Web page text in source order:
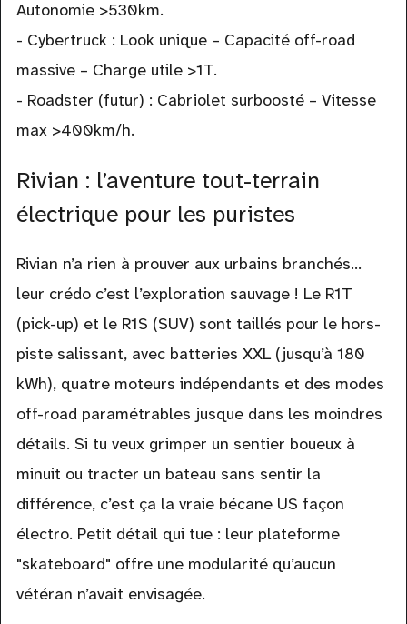
Autonomie >530km.
- Cybertruck : Look unique – Capacité off-road
massive – Charge utile >1T.
- Roadster (futur) : Cabriolet surboosté – Vitesse
max >400km/h.
Rivian : l’aventure tout-terrain
électrique pour les puristes
Rivian n’a rien à prouver aux urbains branchés…
leur crédo c’est l’exploration sauvage ! Le R1T
(pick-up) et le R1S (SUV) sont taillés pour le hors-
piste salissant, avec batteries XXL (jusqu’à 180
kWh), quatre moteurs indépendants et des modes
off-road paramétrables jusque dans les moindres
détails. Si tu veux grimper un sentier boueux à
minuit ou tracter un bateau sans sentir la
différence, c’est ça la vraie bécane US façon
électro. Petit détail qui tue : leur plateforme
"skateboard" offre une modularité qu’aucun
vétéran n’avait envisagée.